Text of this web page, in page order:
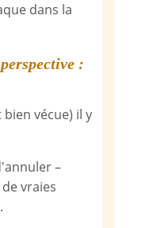
dans la
:
bien vécue) il y
–
vraies